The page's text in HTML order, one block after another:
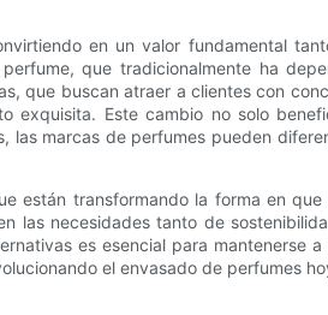
en un valor fundamental
que tradicionalmente ha
que buscan atraer a clientes con
exquisita. Este cambio no solo
marcas de perfumes pueden
están transformando la forma en
las necesidades tanto de
es esencial para
el envasado de perfumes